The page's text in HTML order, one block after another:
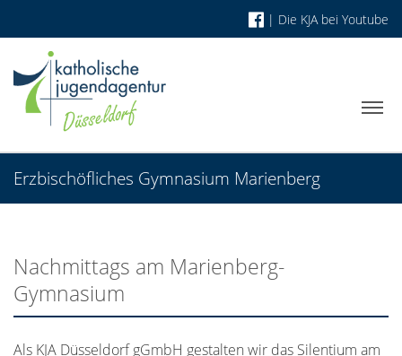
| Die KJA bei Youtube
Erzbischöfliches Gymnasium Marienberg
Nachmittags am Marienberg-
Gymnasium
Als KJA Düsseldorf gGmbH gestalten wir das Silentium am